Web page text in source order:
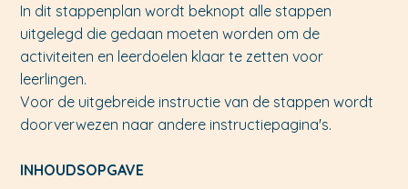
In dit stappenplan wordt beknopt alle stappen
uitgelegd die gedaan moeten worden om de
activiteiten en leerdoelen klaar te zetten voor
leerlingen.
Voor de uitgebreide instructie van de stappen wordt
doorverwezen naar andere instructiepagina's.
INHOUDSOPGAVE